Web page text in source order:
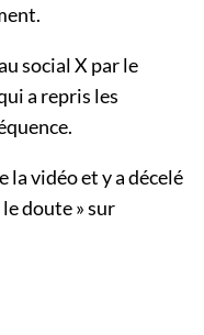
social X par le
a repris les
la vidéo et y a décelé
doute » sur